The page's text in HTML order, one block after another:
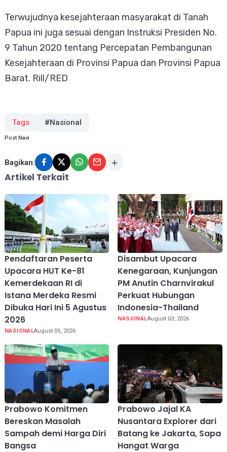
Terwujudnya kesejahteraan masyarakat di Tanah
Papua ini juga sesuai dengan Instruksi Presiden No.
9 Tahun 2020 tentang Percepatan Pembangunan
Kesejahteraan di Provinsi Papua dan Provinsi Papua
Barat. Rill/RED
Tags #Nasional
Post Navi
Bagikan:
Artikel Terkait
Pendaftaran Peserta
Upacara HUT Ke-81
Kemerdekaan RI di
Istana Merdeka Resmi
Dibuka Hari Ini 5 Agustus
2026
NASIONALAugust 05, 2026
Disambut Upacara
Kenegaraan, Kunjungan
PM Anutin Charnvirakul
Perkuat Hubungan
Indonesia-Thailand
NASIONALAugust 03, 2026
Prabowo Komitmen
Bereskan Masalah
Sampah demi Harga Diri
Bangsa
Prabowo Jajal KA
Nusantara Explorer dari
Batang ke Jakarta, Sapa
Hangat Warga